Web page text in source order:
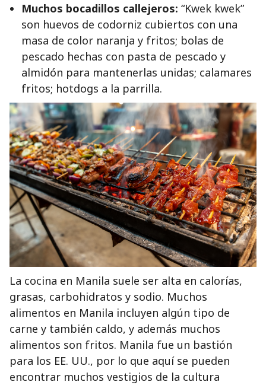
Muchos bocadillos callejeros: “Kwek kwek”
son huevos de codorniz cubiertos con una
masa de color naranja y fritos; bolas de
pescado hechas con pasta de pescado y
almidón para mantenerlas unidas; calamares
fritos; hotdogs a la parrilla.
La cocina en Manila suele ser alta en calorías,
grasas, carbohidratos y sodio. Muchos
alimentos en Manila incluyen algún tipo de
carne y también caldo, y además muchos
alimentos son fritos. Manila fue un bastión
para los EE. UU., por lo que aquí se pueden
encontrar muchos vestigios de la cultura